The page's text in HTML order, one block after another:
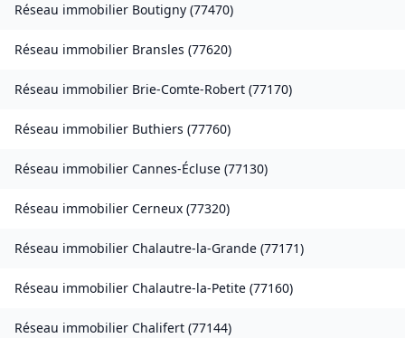
Réseau immobilier Boutigny (77470)
Réseau immobilier Bransles (77620)
Réseau immobilier Brie-Comte-Robert (77170)
Réseau immobilier Buthiers (77760)
Réseau immobilier Cannes-Écluse (77130)
Réseau immobilier Cerneux (77320)
Réseau immobilier Chalautre-la-Grande (77171)
Réseau immobilier Chalautre-la-Petite (77160)
Réseau immobilier Chalifert (77144)